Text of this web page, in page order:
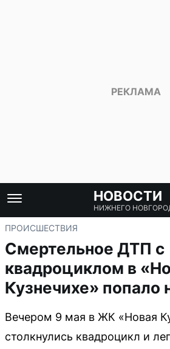
НОВОСТИ
НИЖНЕГО
ПРОИСШЕСТВИЯ
Смертельное ДТП с
квадроциклом в
Кузнечихе» попало
Вечером 9 мая в ЖК «Новая
столкнулись квадроцикл и